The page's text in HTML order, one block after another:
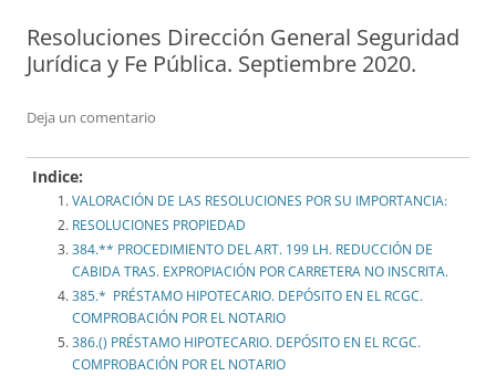
Resoluciones Dirección General Seguridad
Jurídica y Fe Pública. Septiembre 2020.
Deja un comentario
Indice:
VALORACIÓN DE LAS RESOLUCIONES POR SU IMPORTANCIA:
RESOLUCIONES PROPIEDAD
384.** PROCEDIMIENTO DEL ART. 199 LH. REDUCCIÓN DE
CABIDA TRAS. EXPROPIACIÓN POR CARRETERA NO INSCRITA.
385.* PRÉSTAMO HIPOTECARIO. DEPÓSITO EN EL RCGC.
COMPROBACIÓN POR EL NOTARIO
386.() PRÉSTAMO HIPOTECARIO. DEPÓSITO EN EL RCGC.
COMPROBACIÓN POR EL NOTARIO